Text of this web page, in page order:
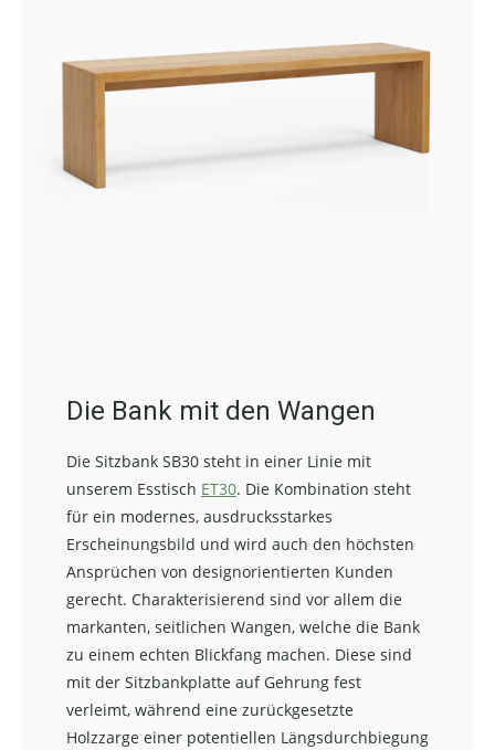
Die Bank mit den Wangen
Die Sitzbank SB30 steht in einer Linie mit
unserem Esstisch ET30. Die Kombination steht
für ein modernes, ausdrucksstarkes
Erscheinungsbild und wird auch den höchsten
Ansprüchen von designorientierten Kunden
gerecht. Charakterisierend sind vor allem die
markanten, seitlichen Wangen, welche die Bank
zu einem echten Blickfang machen. Diese sind
mit der Sitzbankplatte auf Gehrung fest
verleimt, während eine zurückgesetzte
Holzzarge einer potentiellen Längsdurchbiegung